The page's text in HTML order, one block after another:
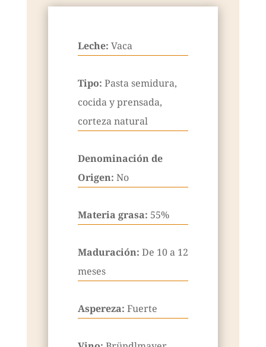
Leche: Vaca
Tipo: Pasta semidura,
cocida y prensada,
corteza natural
Denominación de
Origen: No
Materia grasa: 55%
Maduración: De 10 a 12
meses
Aspereza: Fuerte